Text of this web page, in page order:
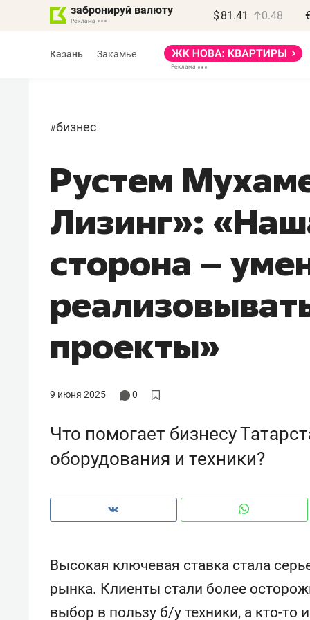
забронируй валюту $ 81.41 0.48
Казань Закамье
#бизнес
Рустем
Лизинг»:
сторона –
проекты»
9 июня 2025 0
Что помогает бизнесу
оборудования и техники?
Высокая ключевая ставка стала
рынка. Клиенты стали более
выбор в пользу б/у техники, а кто-то
Василь Мазитов
МАРТ
«Не зная местных
потерять минимум
Как бизнесу выйти на зарубежные
Рекомендуем
Как ГК «МИР ГРУПП» и ВТБ
создают оазис жилого
комфорта под Казанью
150
ID